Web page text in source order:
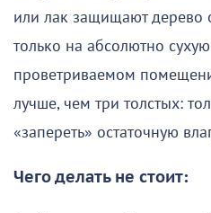
или лак защищают дерево
только на абсолютно
проветриваемом
лучше, чем три толстых:
«запереть» остаточную
Чего делать не стоит: